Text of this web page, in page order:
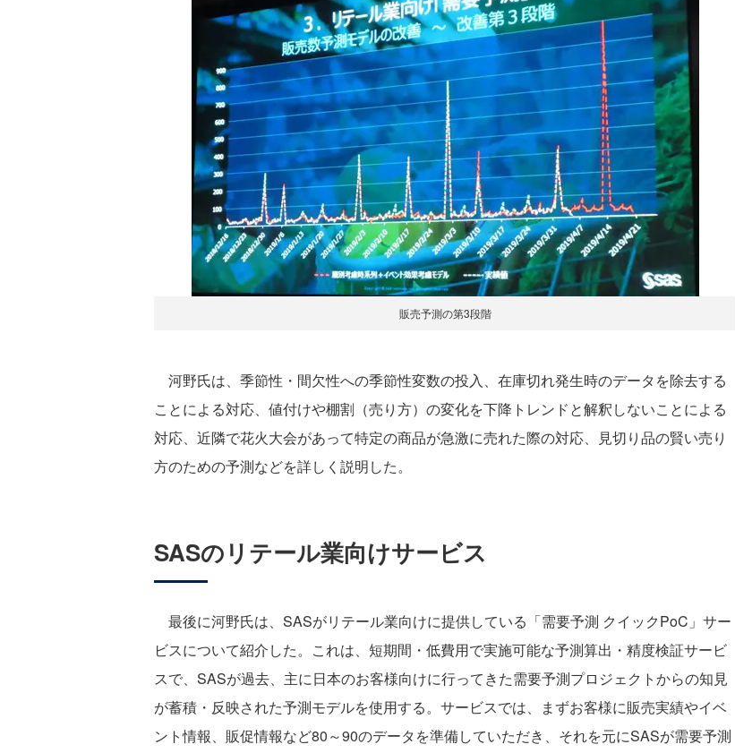
販売予測の第3段階
河野氏は、季節性・間欠性への季節性変数の投入、在庫切れ発生時のデータを除去する
ことによる対応、値付けや棚割（売り方）の変化を下降トレンドと解釈しないことによる
対応、近隣で花火大会があって特定の商品が急激に売れた際の対応、見切り品の賢い売り
方のための予測などを詳しく説明した。
SASのリテール業向けサービス
最後に河野氏は、SASがリテール業向けに提供している「需要予測 クイックPoC」サー
ビスについて紹介した。これは、短期間・低費用で実施可能な予測算出・精度検証サービ
スで、SASが過去、主に日本のお客様向けに行ってきた需要予測プロジェクトからの知見
が蓄積・反映された予測モデルを使用する。サービスでは、まずお客様に販売実績やイベ
ント情報、販促情報など80～90のデータを準備していただき、それを元にSASが需要予測